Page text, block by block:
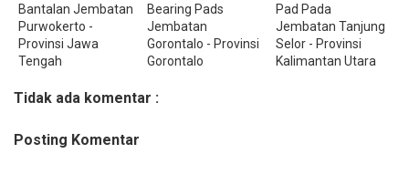
Bantalan Jembatan
Purwokerto -
Provinsi Jawa
Tengah
Bearing Pads
Jembatan
Gorontalo - Provinsi
Gorontalo
Pad Pada
Jembatan Tanjung
Selor - Provinsi
Kalimantan Utara
Tidak ada komentar :
Posting Komentar